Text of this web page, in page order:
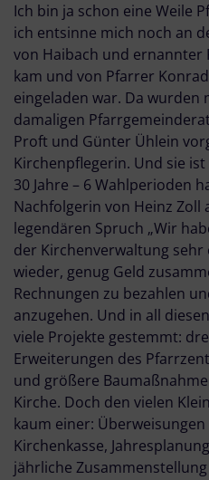
Ich bin ja schon eine Weile
ich entsinne mich noch an
von Haibach und
kam und von Pfarrer
eingeladen war. Da wurden
damaligen
Proft und Günter Ühlein
Kirchenpflegerin. Und sie
30 Jahre – 6 Wahlperioden
Nachfolgerin von Heinz Zoll
legendären Spruch „Wir
der Kirchenverwaltung sehr
wieder, genug Geld
Rechnungen zu bezahlen
anzugehen. Und in all
viele Projekte gestemmt:
Erweiterungen des
und größere
Kirche. Doch den vielen
kaum einer:
Kirchenkasse,
jährliche